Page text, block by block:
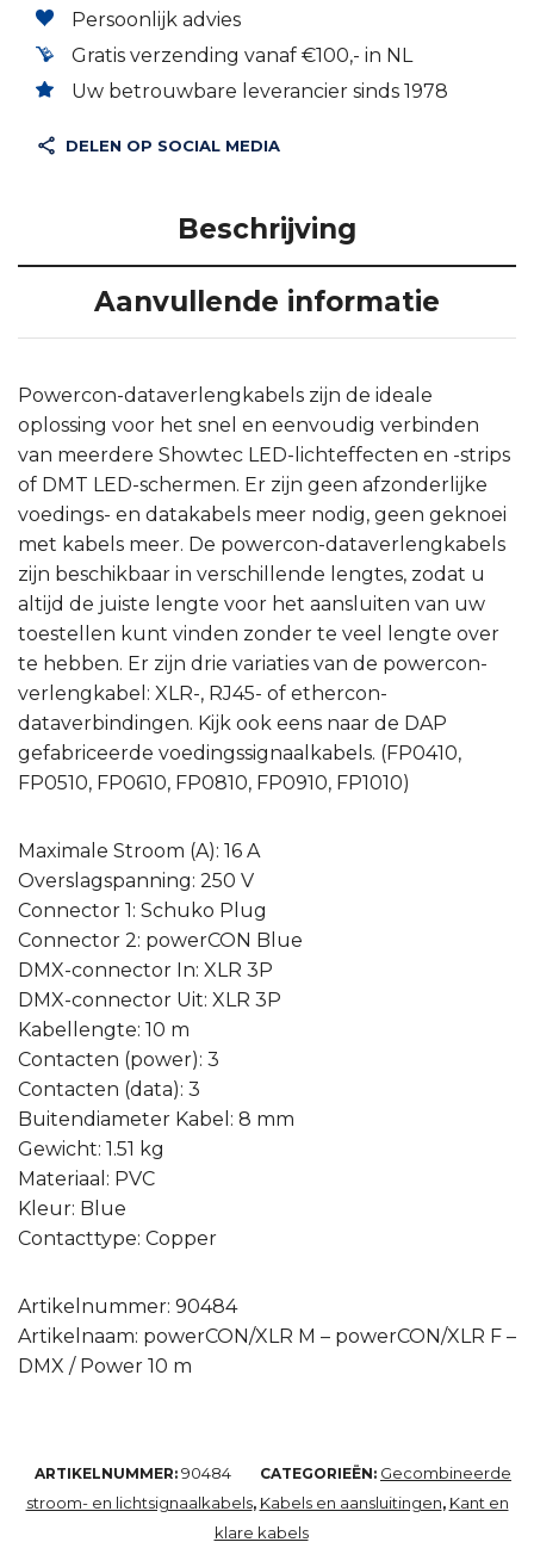
Persoonlijk advies
Gratis verzending vanaf €100,- in NL
Uw betrouwbare leverancier sinds 1978
DELEN OP SOCIAL MEDIA
Beschrijving
Aanvullende informatie
Powercon-dataverlengkabels zijn de ideale
oplossing voor het snel en eenvoudig verbinden
van meerdere Showtec LED-lichteffecten en -strips
of DMT LED-schermen. Er zijn geen afzonderlijke
voedings- en datakabels meer nodig, geen geknoei
met kabels meer. De powercon-dataverlengkabels
zijn beschikbaar in verschillende lengtes, zodat u
altijd de juiste lengte voor het aansluiten van uw
toestellen kunt vinden zonder te veel lengte over
te hebben. Er zijn drie variaties van de powercon-
verlengkabel: XLR-, RJ45- of ethercon-
dataverbindingen. Kijk ook eens naar de DAP
gefabriceerde voedingssignaalkabels. (FP0410,
FP0510, FP0610, FP0810, FP0910, FP1010)
Maximale Stroom (A): 16 A
Overslagspanning: 250 V
Connector 1: Schuko Plug
Connector 2: powerCON Blue
DMX-connector In: XLR 3P
DMX-connector Uit: XLR 3P
Kabellengte: 10 m
Contacten (power): 3
Contacten (data): 3
Buitendiameter Kabel: 8 mm
Gewicht: 1.51 kg
Materiaal: PVC
Kleur: Blue
Contacttype: Copper
Artikelnummer: 90484
Artikelnaam: powerCON/XLR M – powerCON/XLR F –
DMX / Power 10 m
ARTIKELNUMMER: 90484 CATEGORIEËN: Gecombineerde
stroom- en lichtsignaalkabels, Kabels en aansluitingen, Kant en
klare kabels